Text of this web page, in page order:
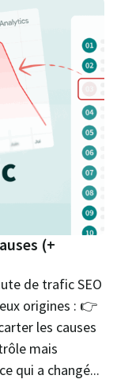
(+
de trafic SEO
origines : 👉
les causes
mais
qui a changé...